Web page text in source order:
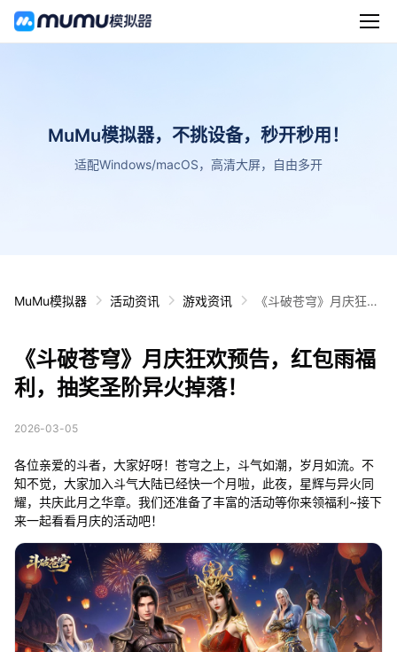
MuMu模拟器，不挑设备，秒开秒用！
适配Windows/macOS，高清大屏，自由多开
MuMu模拟器 活动资讯 游戏资讯
《斗破苍穹》月庆狂欢
《斗破苍穹》月庆狂欢预告，红包雨福
利，抽奖圣阶异火掉落！
2026-03-05
各位亲爱的斗者，大家好呀！苍穹之上，斗气如潮，岁月如流。不
知不觉，大家加入斗气大陆已经快一个月啦，此夜，星辉与异火同
耀，共庆此月之华章。我们还准备了丰富的活动等你来领福利~接下
来一起看看月庆的活动吧！